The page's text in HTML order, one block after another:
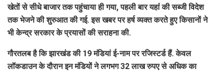
खेतों से सीधे बाजार तक पहुंचाया ही गया,पहली बार यहांं की सब्जी विदेश
तक भेजने की शुरुआत की गई. इस खबर पर हर्ष व्यक्त करते हुए किसानों ने
भी केन्द्र सरकार के प्रयासों की सराहना की.
गौरतलब है कि झारखंड की 19मंडियां ई-नाम पर रजिस्टर्ड हैं. केवल
लॉकडाउन के दौरान इन मंडियों ने लगभग32लाख रुपए से अधिक का